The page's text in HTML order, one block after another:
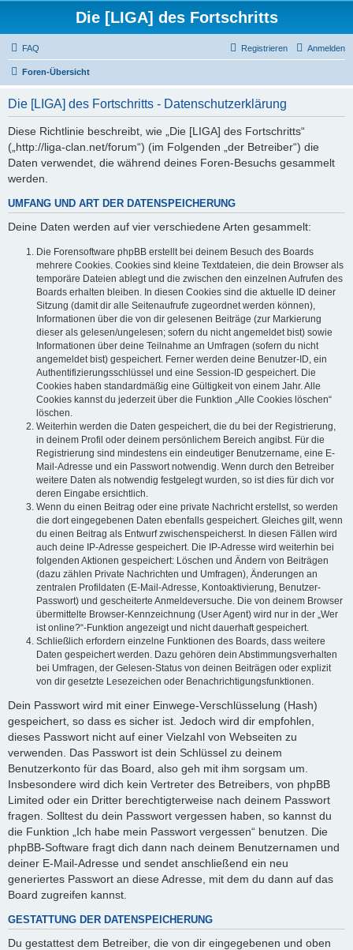
Die [LIGA] des Fortschritts
FAQ Anmelden
Registrieren
Foren-Übersicht
Die [LIGA] des Fortschritts - Datenschutzerklärung
Diese Richtlinie beschreibt, wie „Die [LIGA] des Fortschritts“
(„http://liga-clan.net/forum“) (im Folgenden „der Betreiber“) die
Daten verwendet, die während deines Foren-Besuchs gesammelt
werden.
UMFANG UND ART DER DATENSPEICHERUNG
Deine Daten werden auf vier verschiedene Arten gesammelt:
Die Forensoftware phpBB erstellt bei deinem Besuch des Boards
mehrere Cookies. Cookies sind kleine Textdateien, die dein Browser als
temporäre Dateien ablegt und die zwischen den einzelnen Aufrufen des
Boards erhalten bleiben. In diesen Cookies sind die aktuelle ID deiner
Sitzung (damit dir alle Seitenaufrufe zugeordnet werden können),
Informationen über die von dir gelesenen Beiträge (zur Markierung
dieser als gelesen/ungelesen; sofern du nicht angemeldet bist) sowie
Informationen über deine Teilnahme an Umfragen (sofern du nicht
angemeldet bist) gespeichert. Ferner werden deine Benutzer-ID, ein
Authentifizierungsschlüssel und eine Session-ID gespeichert. Die
Cookies haben standardmäßig eine Gültigkeit von einem Jahr. Alle
Cookies kannst du jederzeit über die Funktion „Alle Cookies löschen“
löschen.
Weiterhin werden die Daten gespeichert, die du bei der Registrierung,
in deinem Profil oder deinem persönlichem Bereich angibst. Für die
Registrierung sind mindestens ein eindeutiger Benutzername, eine E-
Mail-Adresse und ein Passwort notwendig. Wenn durch den Betreiber
weitere Daten als notwendig festgelegt wurden, so ist dies für dich vor
deren Eingabe ersichtlich.
Wenn du einen Beitrag oder eine private Nachricht erstellst, so werden
die dort eingegebenen Daten ebenfalls gespeichert. Gleiches gilt, wenn
du einen Beitrag als Entwurf zwischenspeicherst. In diesen Fällen wird
auch deine IP-Adresse gespeichert. Die IP-Adresse wird weiterhin bei
folgenden Aktionen gespeichert: Löschen und Ändern von Beiträgen
(dazu zählen Private Nachrichten und Umfragen), Änderungen an
zentralen Profildaten (E-Mail-Adresse, Kontoaktivierung, Benutzer-
Passwort) und gescheiterte Anmeldeversuche. Die von deinem Browser
übermittelte Browser-Kennzeichnung (User Agent) wird nur in der „Wer
ist online?“-Funktion angezeigt und nicht dauerhaft gespeichert.
Schließlich erfordern einzelne Funktionen des Boards, dass weitere
Daten gespeichert werden. Dazu gehören dein Abstimmungsverhalten
bei Umfragen, der Gelesen-Status von deinen Beiträgen oder explizit
von dir gesetzte Lesezeichen oder Benachrichtigungsfunktionen.
Dein Passwort wird mit einer Einwege-Verschlüsselung (Hash)
gespeichert, so dass es sicher ist. Jedoch wird dir empfohlen,
dieses Passwort nicht auf einer Vielzahl von Webseiten zu
verwenden. Das Passwort ist dein Schlüssel zu deinem
Benutzerkonto für das Board, also geh mit ihm sorgsam um.
Insbesondere wird dich kein Vertreter des Betreibers, von phpBB
Limited oder ein Dritter berechtigterweise nach deinem Passwort
fragen. Solltest du dein Passwort vergessen haben, so kannst du
die Funktion „Ich habe mein Passwort vergessen“ benutzen. Die
phpBB-Software fragt dich dann nach deinem Benutzernamen und
deiner E-Mail-Adresse und sendet anschließend ein neu
generiertes Passwort an diese Adresse, mit dem du dann auf das
Board zugreifen kannst.
GESTATTUNG DER DATENSPEICHERUNG
Du gestattest dem Betreiber, die von dir eingegebenen und oben